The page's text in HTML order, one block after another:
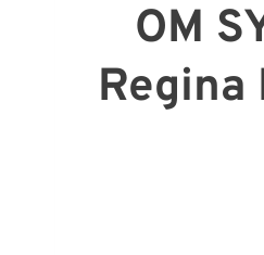
OM
Regina